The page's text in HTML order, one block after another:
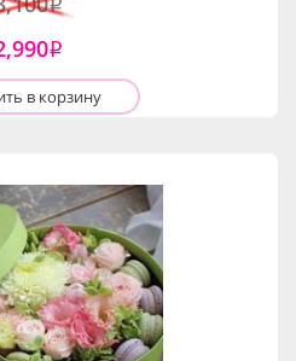
i
i
в корзину